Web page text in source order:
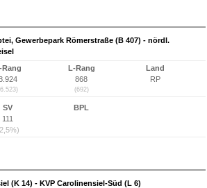
Gewerbepark Römerstraße (B 407) - nördl.
Rang
L-Rang
868
(692)
Land
RP
SV
111
BPL
(K 14) - KVP Carolinensiel-Süd (L 6)